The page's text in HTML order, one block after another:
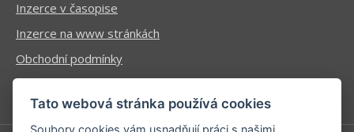
Inzerce v časopise
Inzerce na www stránkách
Obchodní podmínky
Ochrana osobních údajů
Tato webová stránka používá cookies
Soubory cookies vám usnadňují práci s našimi